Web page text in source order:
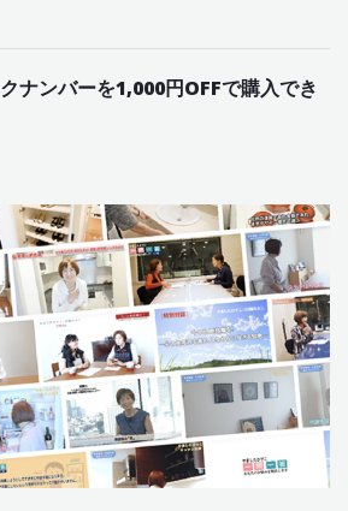
ナンバーを1,000円OFFで購入でき